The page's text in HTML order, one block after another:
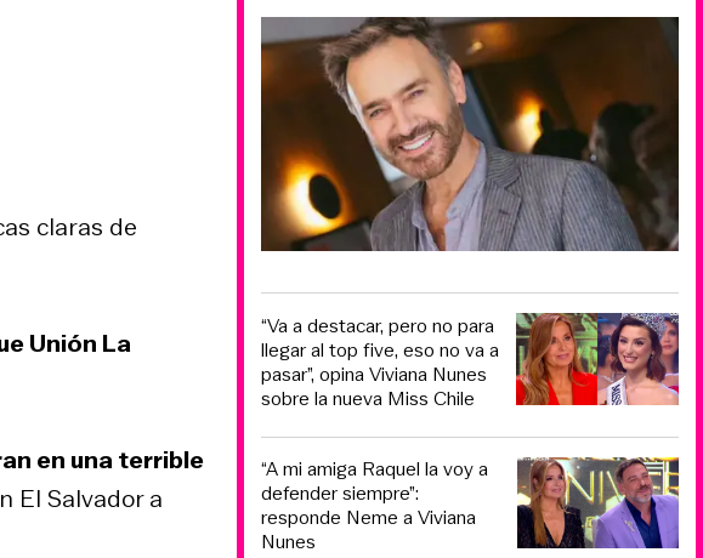
claras de
Unión La
en una terrible
El Salvador a
“Va a destacar, pero no para
llegar al top five, eso no va a
pasar”, opina Viviana Nunes
sobre la nueva Miss Chile
“A mi amiga Raquel la voy a
defender siempre”:
responde Neme a Viviana
Nunes